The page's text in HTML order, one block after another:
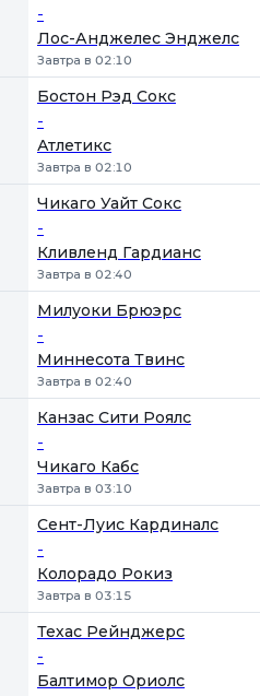
-
Лос-Анджелес Энджелс
Завтра в 02:10
Бостон Рэд Сокс
-
Атлетикс
Завтра в 02:10
Чикаго Уайт Сокс
-
Кливленд Гардианс
Завтра в 02:40
Милуоки Брюэрс
-
Миннесота Твинс
Завтра в 02:40
Канзас Сити Роялс
-
Чикаго Кабс
Завтра в 03:10
Сент-Луис Кардиналс
-
Колорадо Рокиз
Завтра в 03:15
Техас Рейнджерс
-
Балтимор Ориолс